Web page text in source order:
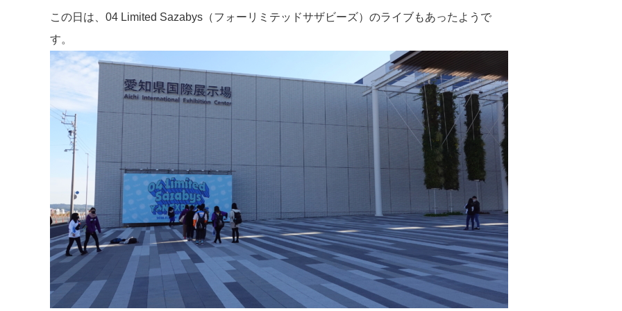
この日は、04 Limited Sazabys（フォーリミテッドサザビーズ）のライブもあったようで
す。